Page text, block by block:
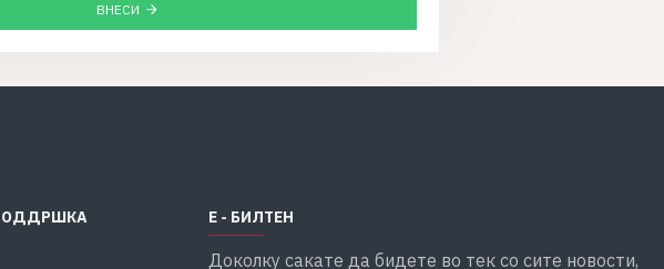
ВНЕСИ
Е - БИЛТЕН
Доколку сакате да бидете во тек со сите новости,